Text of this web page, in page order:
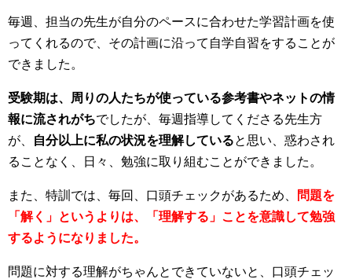
毎週、担当の先生が自分のペースに合わせた学習計画を使
ってくれるので、その計画に沿って自学自習をすることが
できました。
受験期は、周りの人たちが使っている参考書やネットの情
報に流されがちでしたが、毎週指導してくださる先生方
が、
自分以上に私の状況を理解していると思い、惑わされ
ることなく、日々、勉強に取り組むことができました。
また、特訓では、毎回、口頭チェックがあるため、
問題を
「解く」というよりは、「理解する」ことを意識して勉強
するようになりました。
問題に対する理解がちゃんとできていないと、口頭チェ ッ